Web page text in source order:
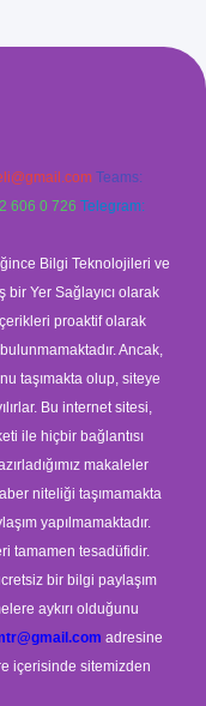
Teams:
606 0 726 Telegram:
Bilgi Teknolojileri ve
bir Yer Sağlayıcı olarak
proaktif olarak
Ancak,
taşımakta olup, siteye
Bu internet sitesi,
ile hiçbir bağlantısı
makaleler
niteliği taşımamakta
yapılmamaktadır.
tamamen tesadüfidir.
bir bilgi paylaşım
aykırı olduğunu
adresine
içerisinde sitemizden